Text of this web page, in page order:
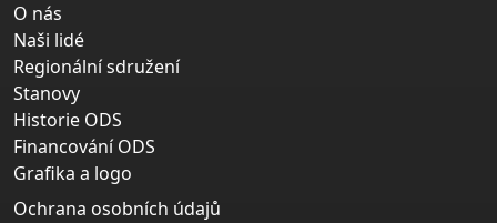
O nás
Naši lidé
Regionální sdružení
Stanovy
Historie ODS
Financování ODS
Grafika a logo
Ochrana osobních údajů